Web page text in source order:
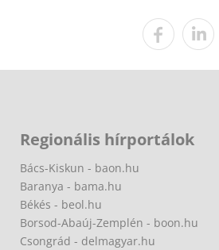
Regionális hírportálok
Bács-Kiskun - baon.hu
Baranya - bama.hu
Békés - beol.hu
Borsod-Abaúj-Zemplén - boon.hu
Csongrád - delmagyar.hu